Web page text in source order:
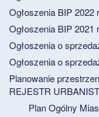
Ogłoszenia BIP 2022
Ogłoszenia BIP 2021
Ogłoszenia o
Ogłoszenia o
Planowanie
REJESTR
Plan Ogólny